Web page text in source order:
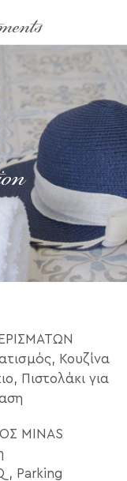
Κουζίνα
Πιστολάκι για
ΜΙΝΑS
Parking